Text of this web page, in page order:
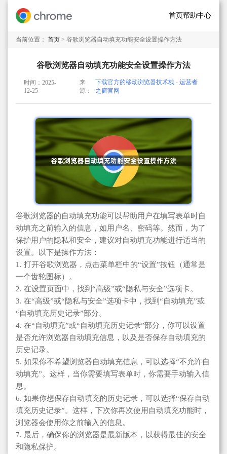
首页帮助中心
当前位置： 首页 > 谷歌浏览器自动填充功能安全设置操作方法
谷歌浏览器自动填充功能安全设置操作方法
时间：2025-
12-25
来
源：
下载官方的移动浏览器技术栈 - 运营者
之窗官网
谷歌浏览器的自动填充功能可以帮助用户在填写表单时自
动填充之前输入的信息，如用户名、密码等。然而，为了
保护用户的隐私和安全，建议对自动填充功能进行适当的
设置。以下是操作方法：
1. 打开谷歌浏览器，点击菜单栏中的“设置”按钮（通常是
一个齿轮图标）。
2. 在设置页面中，找到“高级”或“隐私与安全”选项卡。
3. 在“高级”或“隐私与安全”选项卡中，找到“自动填充”或
“自动填充历史记录”部分。
4. 在“自动填充”或“自动填充历史记录”部分，你可以设置
是否允许浏览器自动填充信息，以及是否保存自动填充的
历史记录。
5. 如果你不希望浏览器自动填充信息，可以选择“不允许自
动填充”。这样，当你需要填写表单时，你需要手动输入信
息。
6. 如果你想保存自动填充的历史记录，可以选择“保存自动
填充历史记录”。这样，下次你再次使用自动填充功能时，
浏览器会使用你之前输入的信息。
7. 最后，确保你的浏览器是最新版本，以获得最佳的安全
和隐私保护。